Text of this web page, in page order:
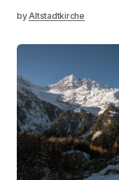
byAltstadtkirche